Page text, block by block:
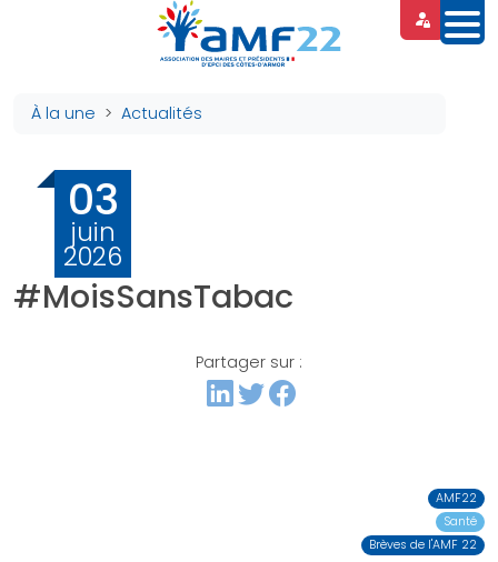
À la une Actualités
03
juin
2026
#MoisSansTabac
Partager sur :
AMF22
Santé
Brèves de l'AMF 22
Panneau de gestion des cookies